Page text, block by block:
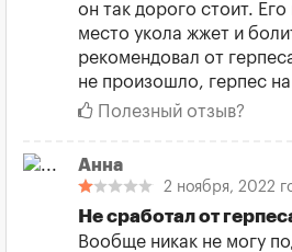
он так дорого стоит.
место укола жжет и
рекомендовал от
не произошло, герпес
Полезный отзыв?
Анна
2 ноября, 2022
Не сработал от
Вообще никак не могу